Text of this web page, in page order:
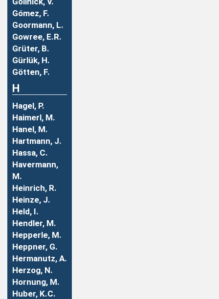
Gómez, F.
Goormann, L.
Gowree, E.R.
Grüter, B.
Gürlük, H.
Götten, F.
H
Hagel, P.
Haimerl, M.
Hanel, M.
Hartmann, J.
Hassa, C.
Havermann,
M.
Heinrich, R.
Heinze, J.
Held, I.
Hendler, M.
Hepperle, M.
Heppner, G.
Hermanutz, A.
Herzog, N.
Hornung, M.
Huber, K.C.